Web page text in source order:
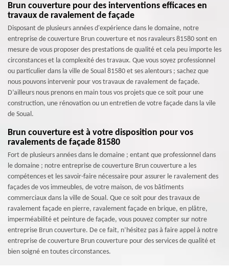
Brun couverture pour des interventions efficaces en
travaux de ravalement de façade
Disposant de plusieurs années d'expérience dans le domaine, notre
entreprise de couverture Brun couverture et nos ravaleurs 81580 sont en
mesure de vous proposer des prestations de qualité et cela peu importe les
circonstances et la complexité des travaux. Que vous soyez professionnel
ou particulier dans la ville de Soual 81580 et ses alentours ; sachez que
nous pouvons intervenir pour vos travaux de ravalement de façade.
D’ailleurs nous prenons en main tous vos projets que ce soit pour une
construction, une rénovation ou un entretien de votre façade dans la vile
de Soual.
Brun couverture est à votre disposition pour vos
ravalements de façade 81580
Fort de plusieurs années dans le domaine ; entant que professionnel dans
le domaine ; notre entreprise de couverture Brun couverture a les
compétences et les savoir-faire nécessaire pour assurer le ravalement des
façades de vos immeubles, de votre maison, de vos bâtiments
commerciaux dans la ville de Soual. Que ce soit pour des travaux de
ravalement façade en pierre, ravalement façade en brique, en plâtre,
imperméabilité et peinture de façade, vous pouvez compter sur notre
entreprise Brun couverture. De ce fait, n’hésitez pas à faire appel à notre
entreprise de couverture Brun couverture pour des services de qualité et
bien soigné en toutes circonstances.